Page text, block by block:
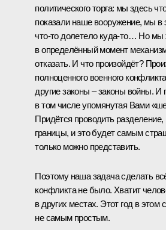
политического торга: мы здесь
показали наше вооружение, мы в
что‑то долетело куда‑то… Но
в определённый момент
отказать. И что произойдёт?
полноценного военного
другие законы – законы войны.
в том числе упомянутая Вами
Придётся проводить разделение,
границы, и это будет самым
только можно представить.
Поэтому наша задача сделать
конфликта не было. Хватит
в других местах. Этот год в этом
не самым простым.